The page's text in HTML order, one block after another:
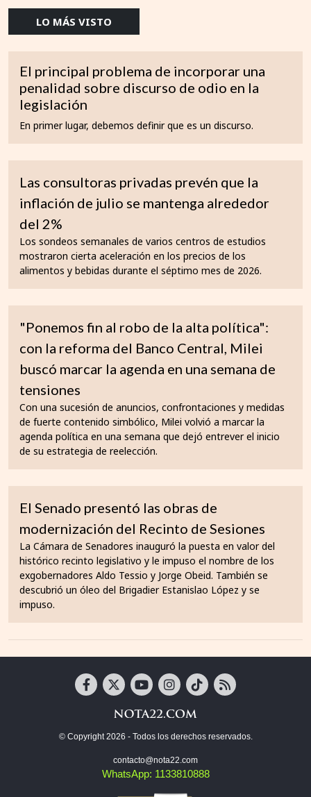
LO MÁS VISTO
El principal problema de incorporar una
penalidad sobre discurso de odio en la
legislación
En primer lugar, debemos definir que es un discurso.
Las consultoras privadas prevén que la
inflación de julio se mantenga alrededor
del 2%
Los sondeos semanales de varios centros de estudios
mostraron cierta aceleración en los precios de los
alimentos y bebidas durante el séptimo mes de 2026.
"Ponemos fin al robo de la alta política":
con la reforma del Banco Central, Milei
buscó marcar la agenda en una semana de
tensiones
Con una sucesión de anuncios, confrontaciones y medidas
de fuerte contenido simbólico, Milei volvió a marcar la
agenda política en una semana que dejó entrever el inicio
de su estrategia de reelección.
El Senado presentó las obras de
modernización del Recinto de Sesiones
La Cámara de Senadores inauguró la puesta en valor del
histórico recinto legislativo y le impuso el nombre de los
exgobernadores Aldo Tessio y Jorge Obeid. También se
descubrió un óleo del Brigadier Estanislao López y se
impuso.
© Copyright 2026 - Todos los derechos reservados.
contacto@nota22.com
WhatsApp: 1133810888